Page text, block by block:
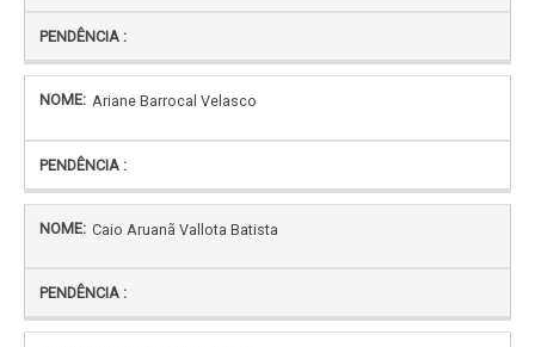
Ariane Barrocal Velasco
Caio Aruanã Vallota Batista